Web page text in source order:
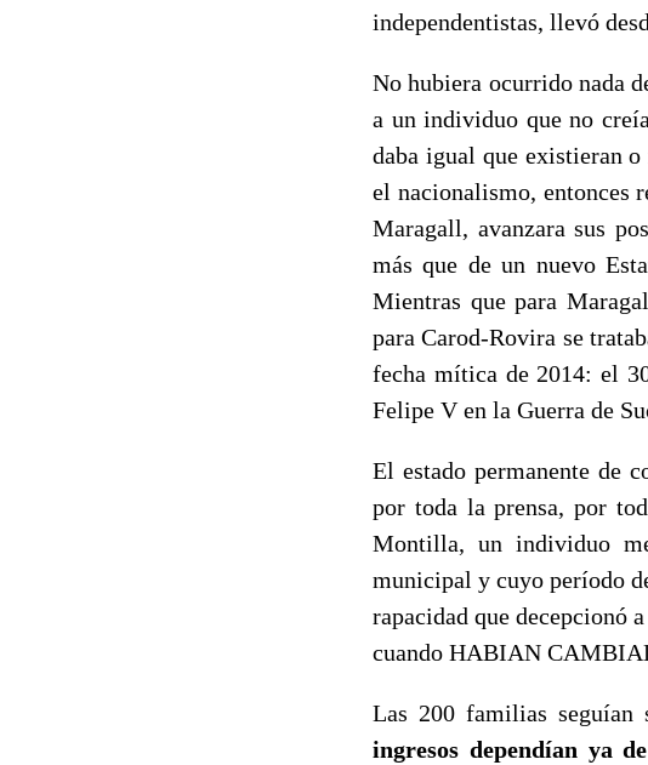
independentistas, llevó
No hubiera ocurrido nada
a un individuo que no
daba igual que existieran
el nacionalismo, entonces
Maragall, avanzara sus
más que de un nuevo
Mientras que para
para Carod-Rovira se
fecha mítica de 2014: el
Felipe V en la Guerra de
El estado permanente de
por toda la prensa, por
Montilla, un individuo
municipal y cuyo período
rapacidad que decepcionó
cuando HABIAN
Las 200 familias seguían
ingresos dependían ya